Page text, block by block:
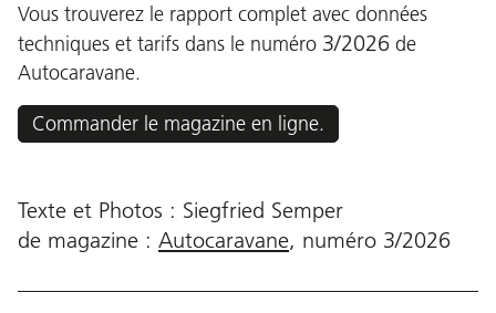
Vous trouverez le rapport complet avec données
techniques et tarifs dans le numéro 3/2026 de
Autocaravane.
Commander le magazine en ligne.
Texte et Photos : Siegfried Semper
de magazine : Autocaravane, numéro 3/2026